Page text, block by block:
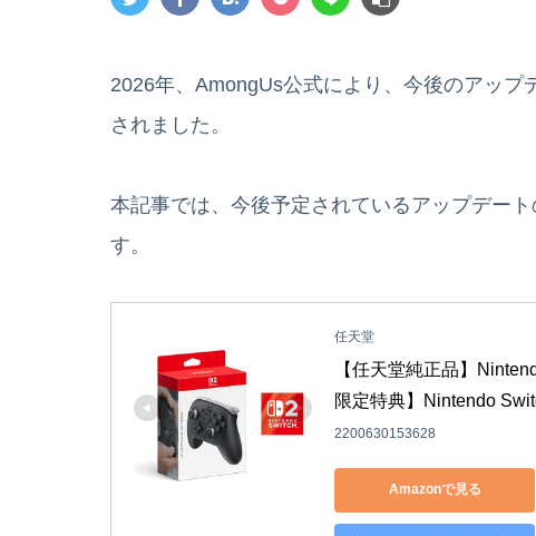
2026年、AmongUs公式により、今後のアッ
されました。
本記事では、今後予定されているアップデー
す。
任天堂
【任天堂純正品】
限定特典】Nintendo
2200630153628
Amazonで見る